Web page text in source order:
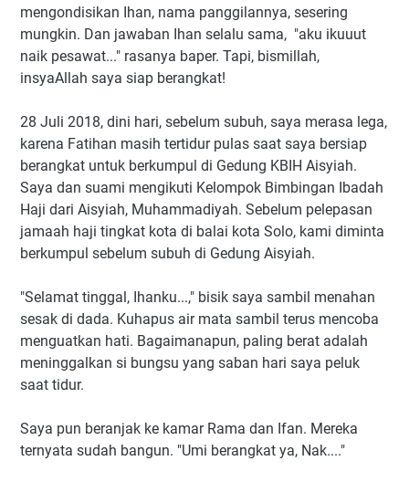
mengondisikan Ihan, nama panggilannya, sesering
mungkin. Dan jawaban Ihan selalu sama, "aku ikuuut
naik pesawat..." rasanya baper. Tapi, bismillah,
insyaAllah saya siap berangkat!
28 Juli 2018, dini hari, sebelum subuh, saya merasa lega,
karena Fatihan masih tertidur pulas saat saya bersiap
berangkat untuk berkumpul di Gedung KBIH Aisyiah.
Saya dan suami mengikuti Kelompok Bimbingan Ibadah
Haji dari Aisyiah, Muhammadiyah. Sebelum pelepasan
jamaah haji tingkat kota di balai kota Solo, kami diminta
berkumpul sebelum subuh di Gedung Aisyiah.
"Selamat tinggal, Ihanku...," bisik saya sambil menahan
sesak di dada. Kuhapus air mata sambil terus mencoba
menguatkan hati. Bagaimanapun, paling berat adalah
meninggalkan si bungsu yang saban hari saya peluk
saat tidur.
Saya pun beranjak ke kamar Rama dan Ifan. Mereka
ternyata sudah bangun. "Umi berangkat ya, Nak...."